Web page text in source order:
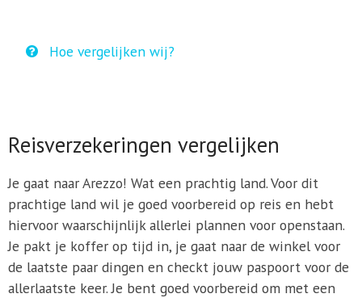
Hoe vergelijken wij?
Reisverzekeringen vergelijken
Je gaat naar Arezzo! Wat een prachtig land. Voor dit
prachtige land wil je goed voorbereid op reis en hebt
hiervoor waarschijnlijk allerlei plannen voor openstaan.
Je pakt je koffer op tijd in, je gaat naar de winkel voor
de laatste paar dingen en checkt jouw paspoort voor de
allerlaatste keer. Je bent goed voorbereid om met een